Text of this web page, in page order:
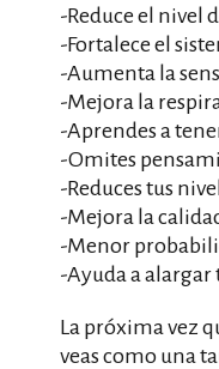
-Reduce el nivel
-Fortalece el
-Aumenta la
-Mejora la
-Aprendes a
-Omites
-Reduces tus
-Mejora la
-Menor
-Ayuda a alargar
La próxima vez
veas como una